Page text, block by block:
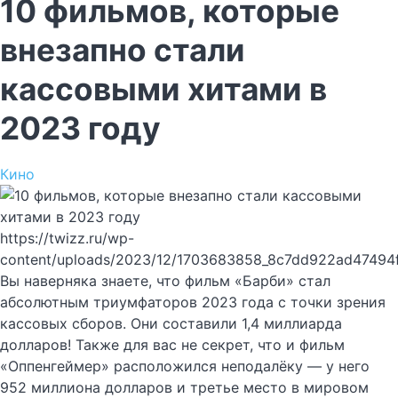
10 фильмов, которые
внезапно стали
кассовыми хитами в
2023 году
Кино
https://twizz.ru/wp-
content/uploads/2023/12/
Вы наверняка знаете, что фильм «Барби» стал
абсолютным триумфаторов 2023 года с точки зрения
кассовых сборов. Они составили 1,4 миллиарда
долларов! Также для вас не секрет, что и фильм
«Оппенгеймер» расположился неподалёку — у него
952 миллиона долларов и третье место в мировом